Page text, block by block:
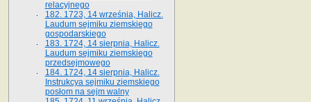
relacyjnego
182. 1723, 14 września, Halicz.
Laudum sejmiku ziemskiego
gospodarskiego
183. 1724, 14 sierpnia, Halicz.
Laudum sejmiku ziemskiego
przedsejmowego
184. 1724, 14 sierpnia, Halicz.
Instrukcya sejmiku ziemskiego
posłom na sejm walny